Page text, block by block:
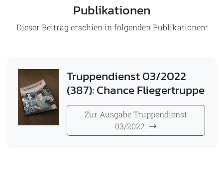
Publikationen
Dieser Beitrag erschien in folgenden Publikationen:
Truppendienst 03/2022
(387): Chance Fliegertruppe
Zur Ausgabe Truppendienst
03/2022